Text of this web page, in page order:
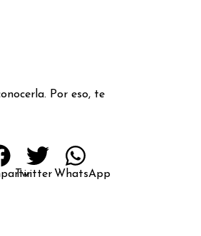
Por eso, te
Twitter WhatsApp